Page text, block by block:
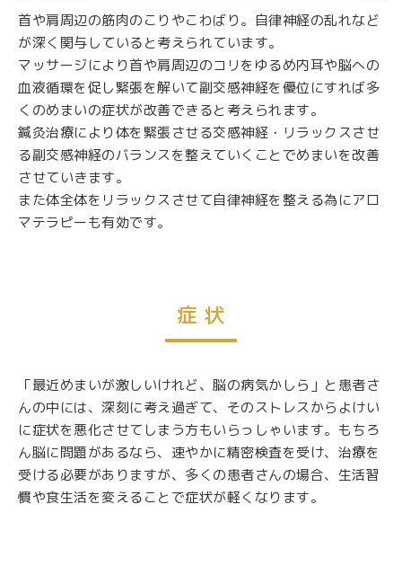
首や肩周辺の筋肉のこりやこわばり。自律神経の乱れなど
が深く関与していると考えられています。
マッサージにより首や肩周辺のコリをゆるめ内耳や脳への
血液循環を促し緊張を解いて副交感神経を優位にすれば多
くのめまいの症状が改善できると考えられます。
鍼灸治療により体を緊張させる交感神経・リラックスさせ
る副交感神経のバランスを整えていくことでめまいを改善
させていきます。
また体全体をリラックスさせて自律神経を整える為にアロ
マテラピーも有効です。
症 状
「最近めまいが激しいけれど、脳の病気かしら」と患者さ
んの中には、深刻に考え過ぎて、そのストレスからよけい
に症状を悪化させてしまう方もいらっしゃいます。もちろ
ん脳に問題があるなら、速やかに精密検査を受け、治療を
受ける必要がありますが、多くの患者さんの場合、生活習
慣や食生活を変えることで症状が軽くなります。